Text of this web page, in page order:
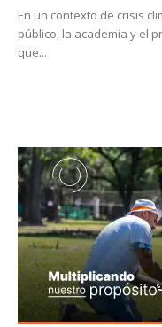
En un contexto de crisis
público, la academia y el
que...